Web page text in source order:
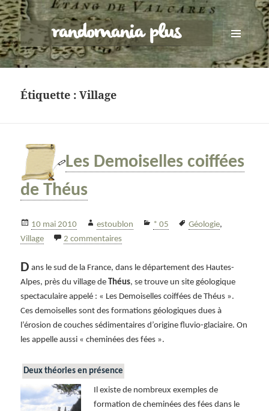
randomania plus
MENU
ET
WIDGETS
Étiquette :Village
Les Demoiselles coiffées
de Théus
Publié
le
10 mai 2010 Auteur
estoublon Catégories
* 05
Mots-
Géologie,
Village
2 commentairessur Les Demoiselles coiffées de Théus
D ans le sud de la France, dans le département des Hautes-
Alpes, près du village de
Théus, se trouve un site géologique
spectaculaire appelé : « Les Demoiselles coiffées de Théus ».
Ces demoiselles sont des formations géologiques dues à
l’érosion de couches sédimentaires d’origine fluvio-glaciaire. On
les appelle aussi « cheminées des fées ».
Deux théories en présence
Il existe de nombreux exemples de
formation de cheminées des fées dans le